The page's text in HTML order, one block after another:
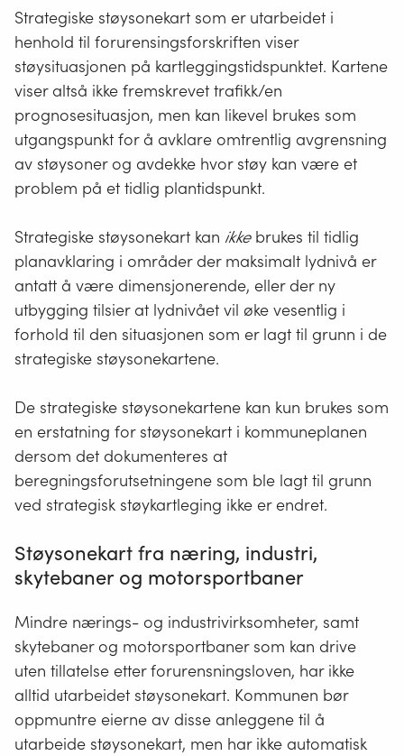
Strategiske støysonekart som er utarbeidet i
henhold til forurensingsforskriften viser
støysituasjonen på kartleggingstidspunktet. Kartene
viser altså ikke fremskrevet trafikk/en
prognosesituasjon, men kan likevel brukes som
utgangspunkt for å avklare omtrentlig avgrensning
av støysoner og avdekke hvor støy kan være et
problem på et tidlig plantidspunkt.
Strategiske støysonekart kan ikkebrukes til tidlig
planavklaring i områder der maksimalt lydnivå er
antatt å være dimensjonerende, eller der ny
utbygging tilsier at lydnivået vil øke vesentlig i
forhold til den situasjonen som er lagt til grunn i de
strategiske støysonekartene.
De strategiske støysonekartene kan kun brukes som
en erstatning for støysonekart i kommuneplanen
dersom det dokumenteres at
beregningsforutsetningene som ble lagt til grunn
ved strategisk støykartleging ikke er endret.
Støysonekart fra næring, industri,
skytebaner og motorsportbaner
Mindre nærings- og industrivirksomheter, samt
skytebaner og motorsportbaner som kan drive
uten tillatelse etter forurensningsloven, har ikke
alltid utarbeidet støysonekart. Kommunen bør
oppmuntre eierne av disse anleggene til å
utarbeide støysonekart, men har ikke automatisk